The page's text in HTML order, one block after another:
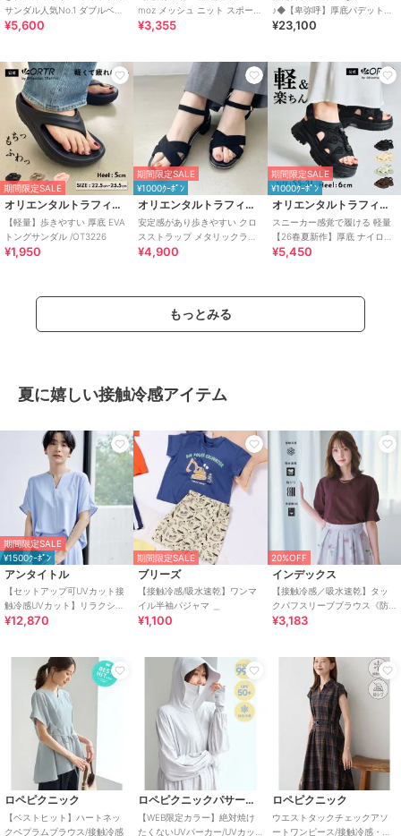
サンダル人気No.1 ダブルベル
ト スポーツサンダル /42207
¥5,600
moz メッシュ ニット スポーツ
サンダル
¥3,355
♪◆【卑弥呼】厚底パデットサ
ンダル/661201
¥23,100
期間限定SALE
オリエンタルトラフィック
【軽量】歩きやすい 厚底 EVA
トングサンダル /OT3226
¥1,950
期間限定SALE
¥1000ｸｰﾎﾟﾝ
オリエンタルトラフィック
安定感があり歩きやすい クロ
スストラップ メタリックライ
ン サンダル /55201
¥4,900
期間限定SALE
¥1000ｸｰﾎﾟﾝ
オリエンタルトラフィック
スニーカー感覚で履ける 軽量
【26春夏新作】厚底 ナイロン
スポーツサンダル /OT3232
¥5,450
もっとみる
夏に嬉しい接触冷感アイテム
期間限定SALE
¥1500ｸｰﾎﾟﾝ
アンタイトル
【セットアップ可UVカット接
触冷感UVカット】リラクシー
キーVネックブラウス
¥12,870
期間限定SALE
ブリーズ
【接触冷感/吸水速乾】ワンマ
¥1,100
20%OFF
インデックス
【接触冷感／吸水速乾】タッ
クパフスリーブブラウス《防
シワ／洗濯機OK／XS～3L／
¥3,183
ロペピクニック
【ベストヒット】ハートネッ
クペプラムブラウス/接触冷感
ロペピクニックパサージュ
【WEB限定カラー】絶対焼け
たくないUVパーカー/UVカッ
ロペピクニック
ウエストタックチェックアソ
ートワンピース/接触冷感・防